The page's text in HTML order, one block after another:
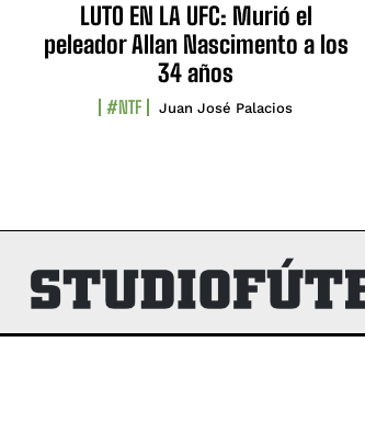
LUTO EN LA UFC: Murió el
peleador Allan Nascimento a los
34 años
#NTF Juan José Palacios